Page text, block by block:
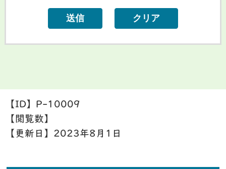
【ID】 P-10009
【閲覧数】
【更新日】 2023年8月1日